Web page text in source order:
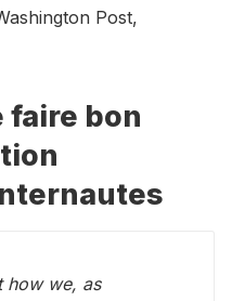
Post,
faire bon
how we, as